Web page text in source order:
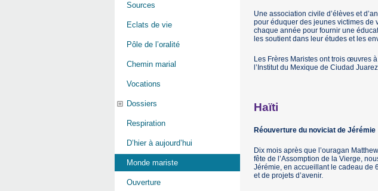
Une association civile d’élèves et
pour éduquer des jeunes victimes de
chaque année pour fournir une
les soutient dans leur études et les
Les Frères Maristes ont trois œuvres
l’Institut du Mexique de Ciudad
Haïti
Réouverture du noviciat de Jérémie
Dix mois après que l’ouragan
fête de l’Assomption de la Vierge,
Jérémie, en accueillant le cadeau de
et de projets d’avenir.
Sources
Eclats de vie
Pôle de l’oralité
Chemin marial
Vocations
Dossiers
Respiration
D’hier à aujourd’hui
Monde mariste
Ouverture